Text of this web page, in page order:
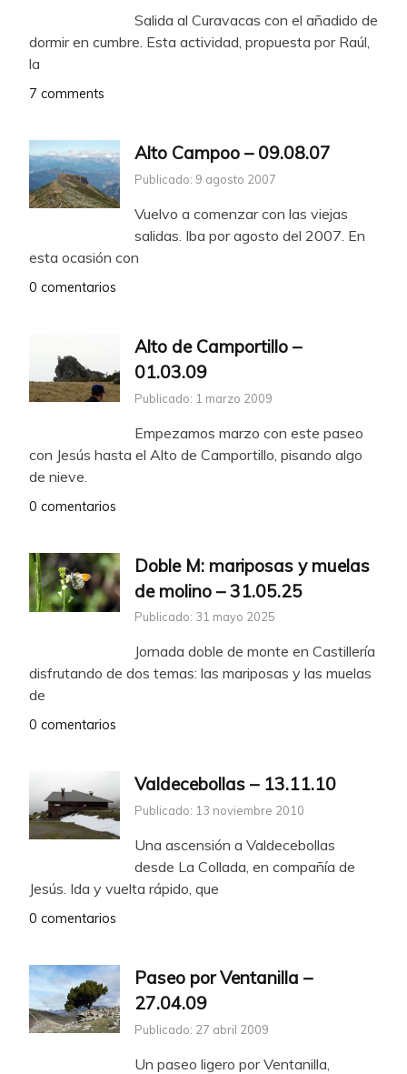
Salida al Curavacas con el añadido de
dormir en cumbre. Esta actividad, propuesta por Raúl,
la
7 comments
Alto Campoo – 09.08.07
Publicado: 9 agosto 2007
Vuelvo a comenzar con las viejas
salidas. Iba por agosto del 2007. En
esta ocasión con
0 comentarios
Alto de Camportillo –
01.03.09
Publicado: 1 marzo 2009
Empezamos marzo con este paseo
con Jesús hasta el Alto de Camportillo, pisando algo
de nieve.
0 comentarios
Doble M: mariposas y muelas
de molino – 31.05.25
Publicado: 31 mayo 2025
Jornada doble de monte en Castillería
disfrutando de dos temas: las mariposas y las muelas
de
0 comentarios
Valdecebollas – 13.11.10
Publicado: 13 noviembre 2010
Una ascensión a Valdecebollas
desde La Collada, en compañía de
Jesús. Ida y vuelta rápido, que
0 comentarios
Paseo por Ventanilla –
27.04.09
Publicado: 27 abril 2009
Un paseo ligero por Ventanilla,